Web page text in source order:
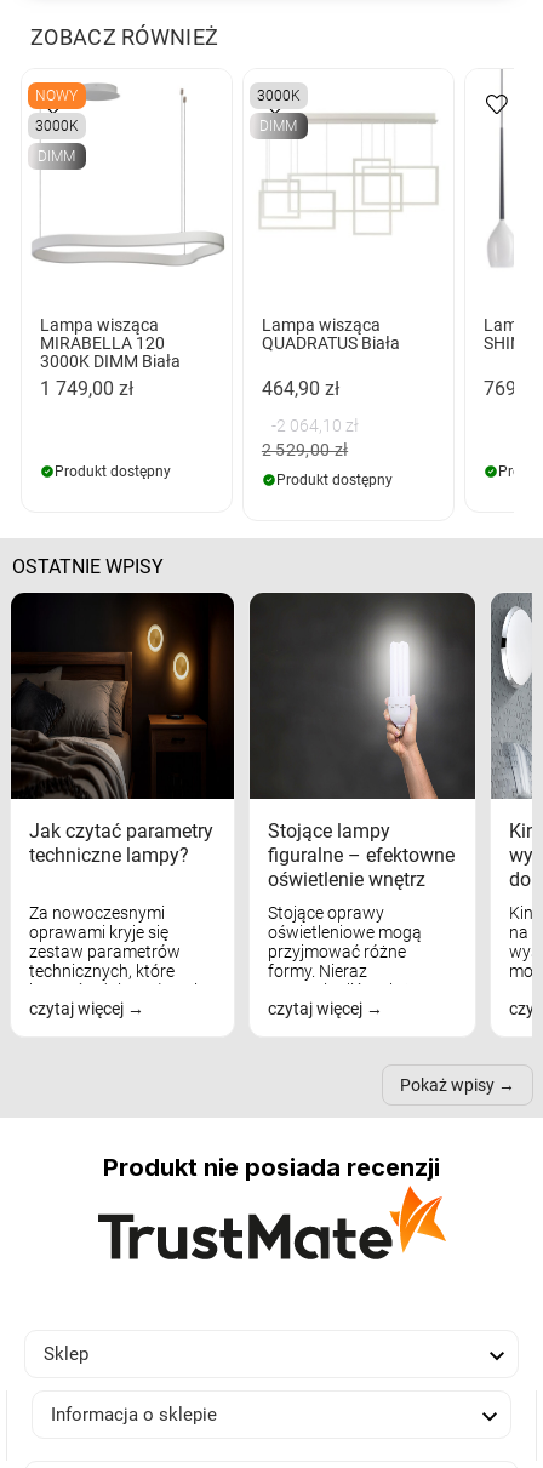
ZOBACZ RÓWNIEŻ
NOWY
3000K
DIMM
Lampa wisząca
MIRABELLA 120
3000K DIMM Biała
1 749,00 zł
Produkt dostępny
3000K
DIMM
Lampa wisząca
QUADRATUS Biała
464,90 zł
-2 064,10 zł
2 529,00 zł
Produkt dostępny
Lampa
SHINY
769,00
OSTATNIE WPISY
Jak czytać parametry
techniczne lampy?
Za nowoczesnymi
oprawami kryje się
zestaw parametrów
technicznych, które
bezpośrednio wpływają
na komfort widzenia,
czytaj więcej
Stojące lampy
figuralne – efektowne
oświetlenie wnętrz
Stojące oprawy
oświetleniowe mogą
przyjmować różne
formy. Nieraz
wspominaliśmy już
modele na łukowych
nich może przydać się w
czytaj więcej
na
Pokaż wpisy
Produkt nie posiada recenzji
Sklep 
Informacja o sklepie 